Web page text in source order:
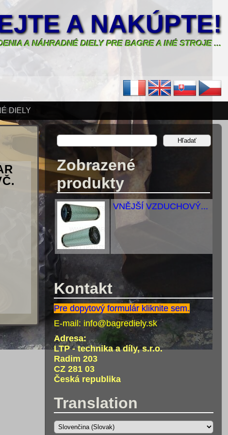
A NAKÚPTE!
A NÁHRADNÉ DIELY PRE BAGRE A INÉ STROJE ...
DIELY
Zobrazené
produkty
VNĚJŠÍ VZDUCHOVÝ...
Kontakt
Pre dopytový formulár kliknite sem.
E-mail: info@bagrediely.sk
Adresa:
LTP - technika a díly, s.r.o.
Radim 203
CZ 281 03
Česká republika
Translation